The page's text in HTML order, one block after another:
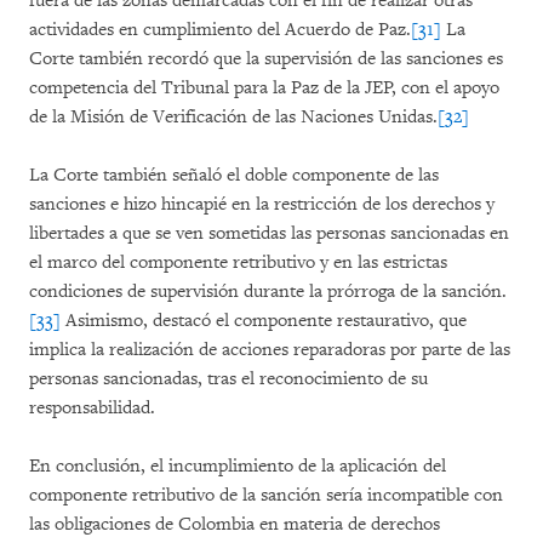
actividades en cumplimiento del Acuerdo de Paz.[31] La
Corte también recordó que la supervisión de las sanciones es
competencia del Tribunal para la Paz de la JEP, con el apoyo
de la Misión de Verificación de las Naciones Unidas.[32]
La Corte también señaló el doble componente de las
sanciones e hizo hincapié en la restricción de los derechos y
libertades a que se ven sometidas las personas sancionadas en
el marco del componente retributivo y en las estrictas
condiciones de supervisión durante la prórroga de la sanción.
[33] Asimismo, destacó el componente restaurativo, que
implica la realización de acciones reparadoras por parte de las
personas sancionadas, tras el reconocimiento de su
responsabilidad.
En conclusión, el incumplimiento de la aplicación del
componente retributivo de la sanción sería incompatible con
las obligaciones de Colombia en materia de derechos